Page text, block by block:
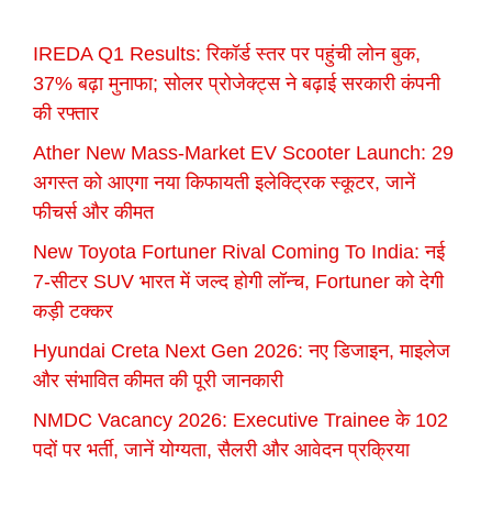
IREDA Q1 Results: रिकॉर्ड स्तर पर पहुंची लोन बुक,
37% बढ़ा मुनाफा; सोलर प्रोजेक्ट्स ने बढ़ाई सरकारी कंपनी
की रफ्तार
Ather New Mass-Market EV Scooter Launch: 29
अगस्त को आएगा नया किफायती इलेक्ट्रिक स्कूटर, जानें
फीचर्स और कीमत
New Toyota Fortuner Rival Coming To India: नई
7-सीटर SUV भारत में जल्द होगी लॉन्च, Fortuner को देगी
कड़ी टक्कर
Hyundai Creta Next Gen 2026: नए डिजाइन, माइलेज
और संभावित कीमत की पूरी जानकारी
NMDC Vacancy 2026: Executive Trainee के 102
पदों पर भर्ती, जानें योग्यता, सैलरी और आवेदन प्रक्रिया